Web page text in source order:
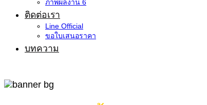
ภาพผลงาน 6
ติดต่อเรา
Line Official
ขอใบเสนอราคา
บทความ